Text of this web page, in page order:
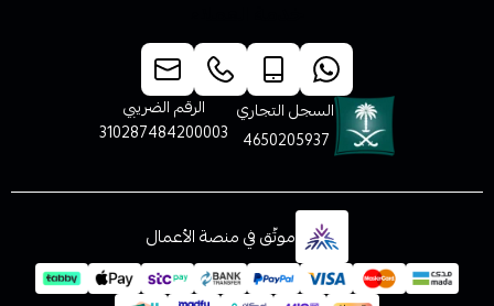
السجل التجاري
4650205937
الرقم الضريبي
310287484200003
موثّق في منصة الأعمال